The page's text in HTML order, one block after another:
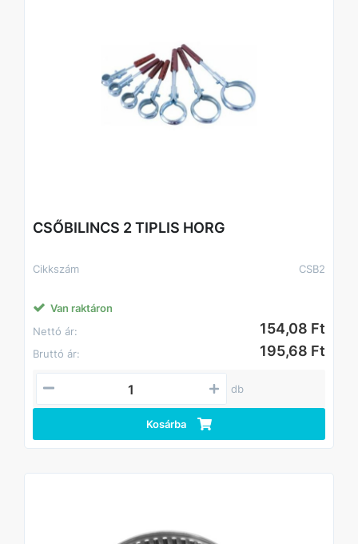
CSŐBILINCS 2 TIPLIS HORG
Cikkszám CSB2
Van raktáron
Nettó ár:
154,08 Ft
Bruttó ár: 195,68 Ft
db
Kosárba